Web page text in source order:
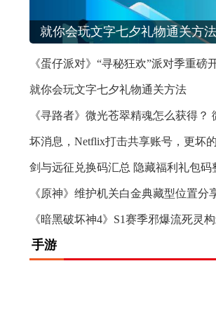
《蛋仔派对》“寻秘狂欢”派对季重磅
就你会玩文字七夕礼物通关方法
剑与远征兑换码汇总 隐藏福利礼包码
《原神》维护机关白金典藏型位置分
《暗黑破坏神4》S1赛季邪爆流死灵
手游